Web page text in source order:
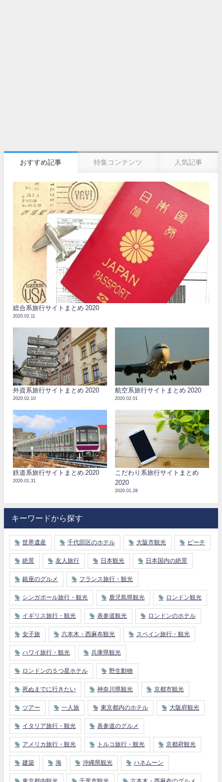
おすすめ記事 特集コンテンツ 人気記事
総合系旅行サイトまとめ 2020
2020.02.11
外資系旅行サイトまとめ 2020
2020.02.10
航空系旅行サイトまとめ 2020
2020.02.01
鉄道系旅行サイトまとめ 2020
2020.01.31
こだわり系旅行サイトまとめ
2020
2020.01.28
キーワードから探す
世界遺産 千代田区のホテル 大阪市観光 ビーチ
絶景 友人旅行 日本観光 日本国内の絶景
銀座のグルメ フランス旅行・観光
シンガポール旅行・観光 鹿児島県観光 ロンドン観光
イギリス旅行・観光 表参道観光 ロンドンのホテル
女子旅 六本木・西麻布観光 スペイン旅行・観光
ハワイ旅行・観光 兵庫県観光
ロンドンの５つ星ホテル 野生動物
死ぬまでに行きたい 神奈川県観光 京都市観光
ツアー 一人旅 東京都内のホテル 大阪府観光
イタリア旅行・観光 表参道のグルメ
アメリカ旅行・観光 トルコ旅行・観光 京都府観光
建築 海 沖縄県観光 ハネムーン